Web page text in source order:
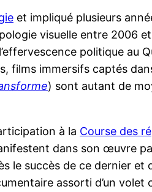
et impliqué plusieurs
visuelle entre 2006
politique au
films immersifs captés
) sont autant de
à la Course des
dans son œuvre
le succès de ce dernier et
assorti d’un